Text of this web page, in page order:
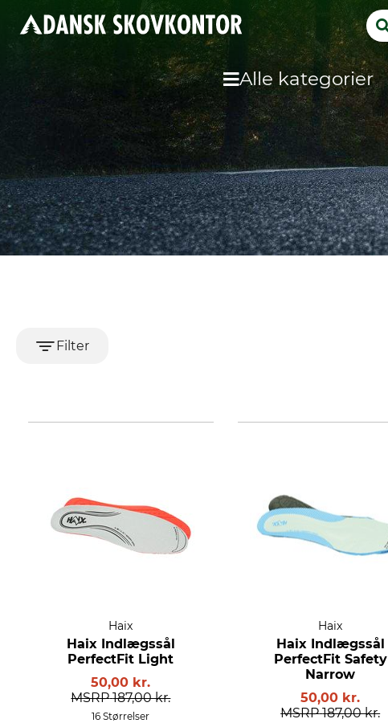
Alle kategorier
Filter
Haix
Haix Indlægssål
PerfectFit Light
50,00 kr.
MSRP 187,00 kr.
16 Størrelser
Haix
Haix Indlægssål
PerfectFit Safety
Narrow
50,00 kr.
MSRP 187,00 kr.